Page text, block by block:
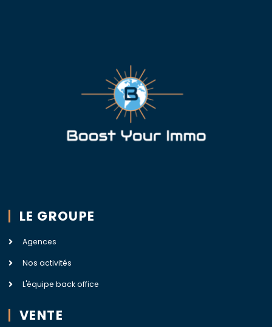
LE GROUPE
Agences
Nos activités
L'équipe back office
VENTE